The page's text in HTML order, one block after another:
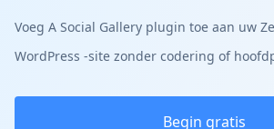
Voeg A Social Gallery plugin toe aan uw
WordPress -site zonder codering of
Begin gratis